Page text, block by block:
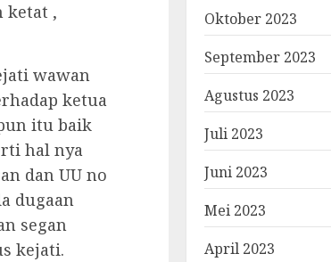
ketat ,
wawan
ketua
itu baik
hal nya
dan UU no
dugaan
segan
kejati.
Oktober 2023
September 2023
Agustus 2023
Juli 2023
Juni 2023
Mei 2023
April 2023